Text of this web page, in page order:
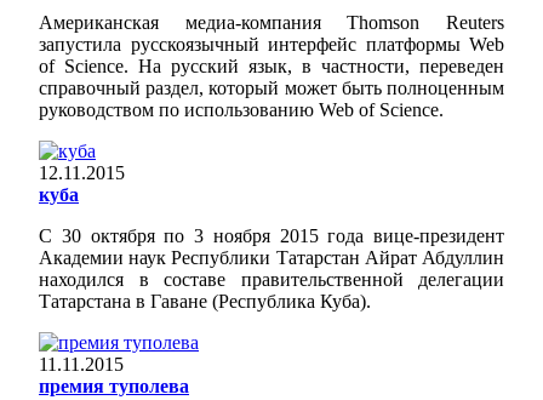
Американская медиа-компания Thomson Reuters
запустила русскоязычный интерфейс платформы Web
of Science. На русский язык, в частности, переведен
справочный раздел, который может быть полноценным
руководством по использованию Web of Science.
12.11.2015
куба
С 30 октября по 3 ноября 2015 года вице-президент
Академии наук Республики Татарстан Айрат Абдуллин
находился в составе правительственной делегации
Татарстана в Гаване (Республика Куба).
11.11.2015
премия туполева